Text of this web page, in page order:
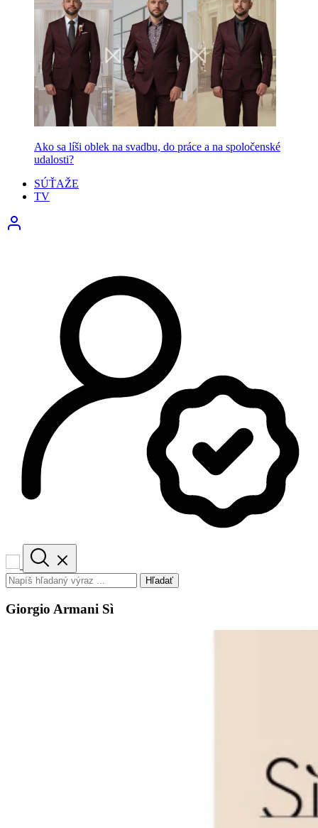
Ako sa líši oblek na svadbu, do práce a na spoločenské
udalosti?
SÚŤAŽE
TV
Hľadať
Giorgio Armani Sì